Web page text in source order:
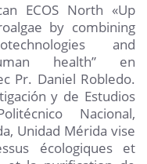
ECOS North «Up
by combining
and
health” en
Pr. Daniel Robledo.
y de Estudios
Nacional,
Unidad Mérida vise
écologiques et